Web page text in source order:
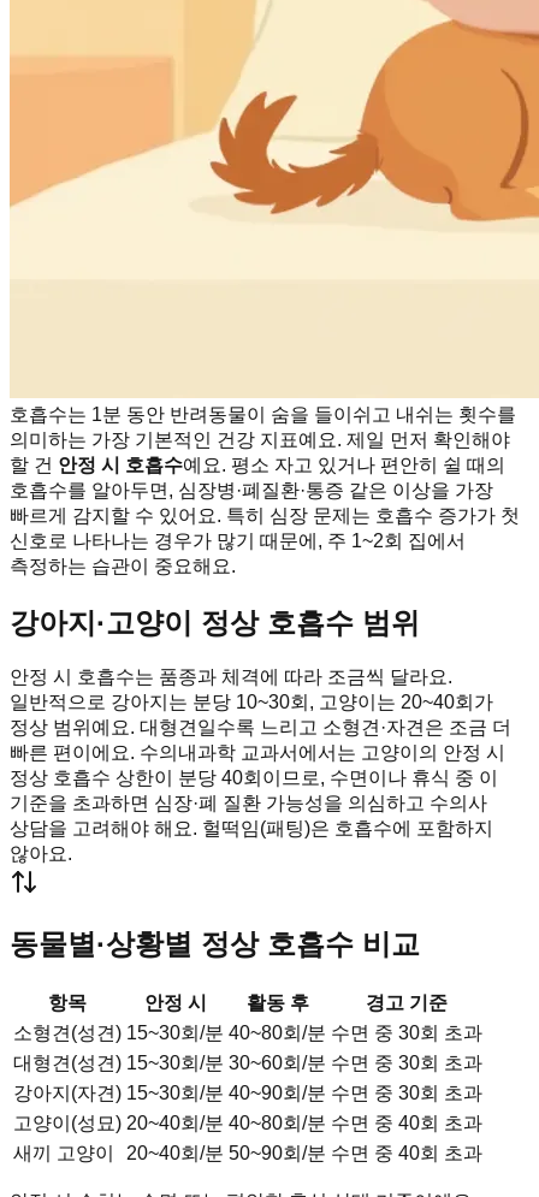
호흡수는 1분 동안 반려동물이 숨을 들이쉬고 내쉬는 횟수를
의미하는 가장 기본적인 건강 지표예요. 제일 먼저 확인해야
할 건 안정 시 호흡수예요. 평소 자고 있거나 편안히 쉴 때의
호흡수를 알아두면, 심장병·폐질환·통증 같은 이상을 가장
빠르게 감지할 수 있어요. 특히 심장 문제는 호흡수 증가가 첫
신호로 나타나는 경우가 많기 때문에, 주 1~2회 집에서
측정하는 습관이 중요해요.
강아지·고양이 정상 호흡수 범위
안정 시 호흡수는 품종과 체격에 따라 조금씩 달라요.
일반적으로 강아지는 분당 10~30회, 고양이는 20~40회가
정상 범위예요. 대형견일수록 느리고 소형견·자견은 조금 더
빠른 편이에요. 수의내과학 교과서에서는 고양이의 안정 시
정상 호흡수 상한이 분당 40회이므로, 수면이나 휴식 중 이
기준을 초과하면 심장·폐 질환 가능성을 의심하고 수의사
상담을 고려해야 해요. 헐떡임(패팅)은 호흡수에 포함하지
않아요.
동물별·상황별 정상 호흡수 비교
항목 안정 시 활동 후
경고 기준
소형견(성견) 15~30회/분 40~80회/분 수면 중 30회 초과
대형견(성견) 15~30회/분 30~60회/분 수면 중 30회 초과
강아지(자견) 15~30회/분 40~90회/분 수면 중 30회 초과
고양이(성묘) 20~40회/분 40~80회/분 수면 중 40회 초과
새끼 고양이
20~40회/분 50~90회/분 수면 중 40회 초과